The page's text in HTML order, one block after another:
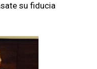
su fiducia